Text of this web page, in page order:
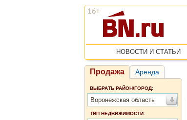
НОВОСТИ И СТАТЬИ
Продажа Аренда
ВЫБРАТЬ РАЙОН/ГОРОД:
Воронежская область
ТИП НЕДВИЖИМОСТИ: